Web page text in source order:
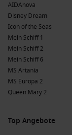
AIDAnova
Disney Dream
Icon of the Seas
Mein Schiff 1
Mein Schiff 2
Mein Schiff 6
MS Artania
MS Europa 2
Queen Mary 2
Top Angebote